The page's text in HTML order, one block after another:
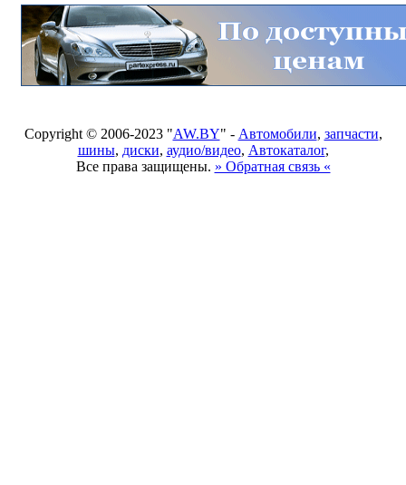
Copyright © 2006-2023 "AW.BY" - Автомобили, запчасти,
шины, диски, аудио/видео, Автокаталог,
Все права защищены. » Обратная связь «